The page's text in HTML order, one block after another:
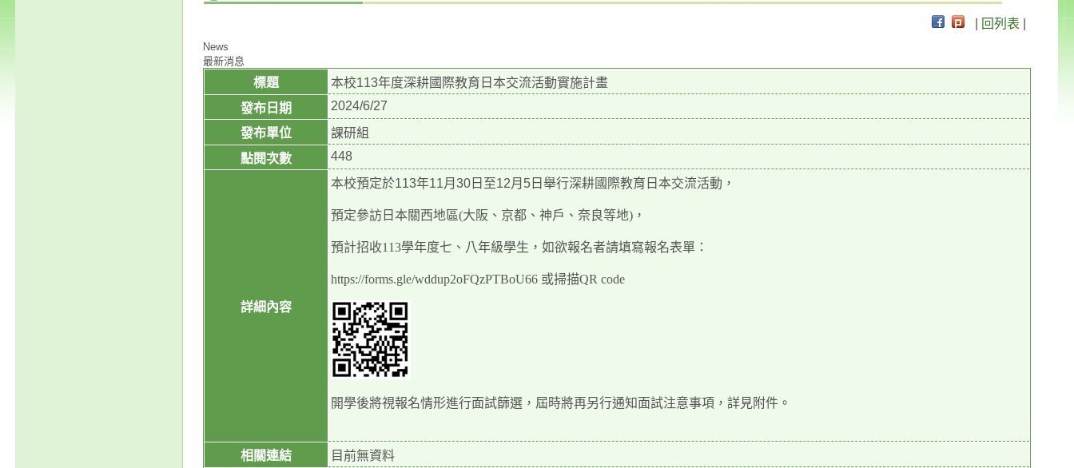
回列表
News
最新消息
標題
本校113年度深耕國際教育日本交流活動實施計畫
發布日期
2024/6/27
發布單位
課研組
點閱次數
448
詳細內容
本校預定於113年11月 30 日至12月 5 日 舉行深耕國際教育日本交流活動，
預定參訪日本關西地區(大阪、京都、神戶、奈良等地)，
預計招收113學年度七、八年級學生，如欲報名者請填寫報名表單：
https://forms.gle/wddup2oFQzPTBoU66 或掃描QR code
開學後將視報名情形進行面試篩選，屆時將再另行通知面試注意事項，詳見附件。
相關連結 目前無資料